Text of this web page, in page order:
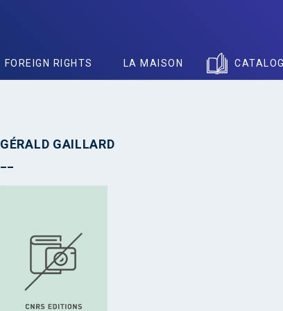
FOREIGN RIGHTS LA MAISON
GÉRALD GAILLARD